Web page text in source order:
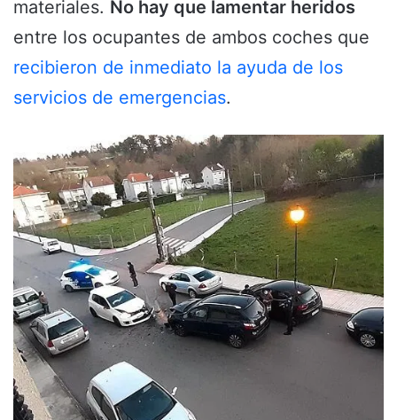
materiales. No hay que lamentar heridos
entre los ocupantes de ambos coches que
recibieron de inmediato la ayuda de los
servicios de emergencias.